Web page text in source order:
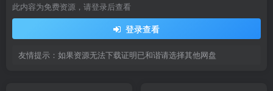
此内容为免费资源，请登录后查看
登录查看
友情提示：如果资源无法下载证明已和谐请选择其他网盘